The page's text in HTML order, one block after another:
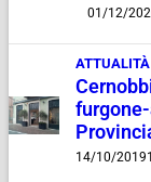
01/12/
ATTUALITÀ
14/10/2019